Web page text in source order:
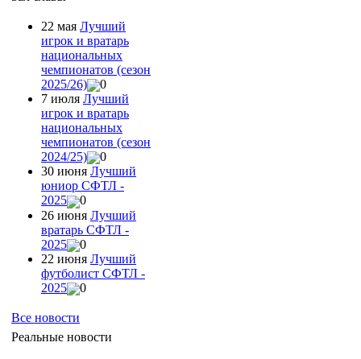
22 мая Лучший
игрок и вратарь
национальных
чемпионатов (сезон
2025/26)
0
7 июля Лучший
игрок и вратарь
национальных
чемпионатов (сезон
2024/25)
0
30 июня Лучший
юниор СФТЛ -
2025
0
26 июня Лучший
вратарь СФТЛ -
2025
0
22 июня Лучший
футболист СФТЛ -
2025
0
Все новости
Реальные новости